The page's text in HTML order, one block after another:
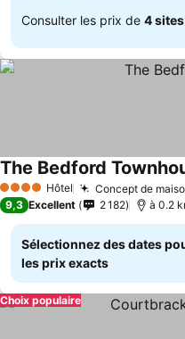
Consulter les prix de 4 sites
4 Étoiles Hôtel Concept de
The Bedford
9,3 Excellent 2 182 à 0.2
Sélectionnez des dates
les prix exacts
Choix populaire